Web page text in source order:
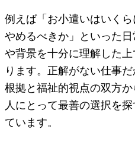
例えば「お小遣いはいく
やめるべきか」といった
や背景を十分に理解した
ります。正解がない仕事
根拠と福祉的視点の双方
人にとって最善の選択を
ています。